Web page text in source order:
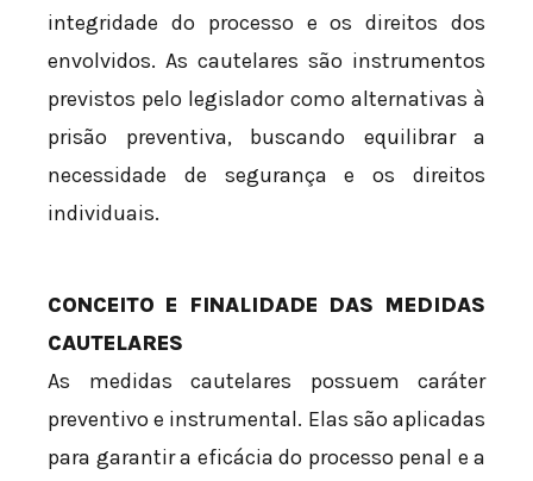
integridade do processo e os direitos dos
envolvidos. As cautelares são instrumentos
previstos pelo legislador como alternativas à
prisão preventiva, buscando equilibrar a
necessidade de segurança e os direitos
individuais.
CONCEITO E FINALIDADE DAS MEDIDAS
CAUTELARES
As medidas cautelares possuem caráter
preventivo e instrumental. Elas são aplicadas
para garantir a eficácia do processo penal e a